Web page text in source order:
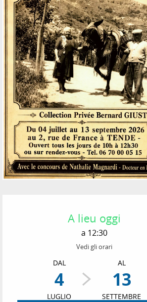
Orari e contatti
A lieu oggi
a 12:30
Vedi gli orari
DAL
4
LUGLIO
AL
13
SETTEMBRE